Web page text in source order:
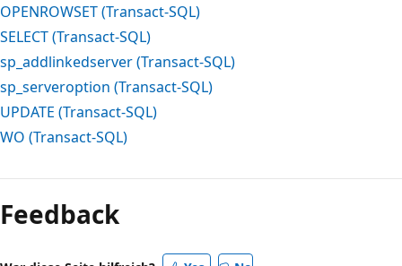
OPENROWSET (Transact-SQL)
SELECT (Transact-SQL)
sp_addlinkedserver (Transact-SQL)
sp_serveroption (Transact-SQL)
UPDATE (Transact-SQL)
WO (Transact-SQL)
deaktiviert
Feedback